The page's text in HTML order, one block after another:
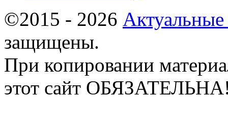
©2015 - 2026
защищены.
При копировании
этот сайт